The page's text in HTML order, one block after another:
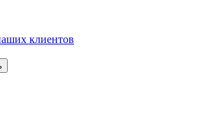
клиентов